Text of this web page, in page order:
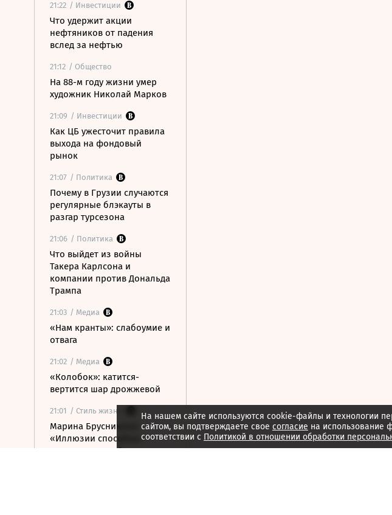
21:22 / Инвестиции
Что удержит акции
нефтяников от падения
вслед за нефтью
21:12 / Общество
На 88-м году жизни умер
художник Николай Марков
21:09 / Инвестиции
Как ЦБ ужесточит правила
выхода на фондовый
рынок
21:07 / Политика
Почему в Грузии случаются
регулярные блэкауты в
разгар турсезона
21:06 / Политика
Что выйдет из войны
Такера Карлсона и
компании против Дональда
Трампа
21:03 / Медиа
«Нам кранты»: слабоумие и
отвага
21:02 / Медиа
«Колобок»: катится-
вертится шар дрожжевой
21:01 / Стиль жизни
Марина Брусникина:
«Иллюзии способны
влиять на людей»
На нашем сайте используются cookie-файлы и технологии
сайтом, вы подтверждаете свое согласие на использование
соответствии с Политикой в отношении обработки